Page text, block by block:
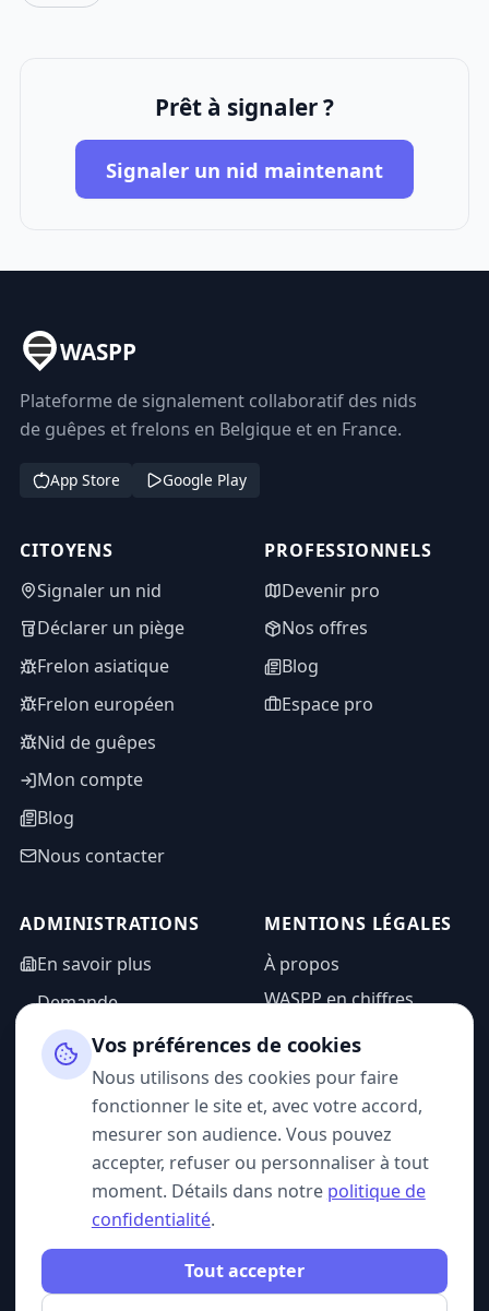
Prêt à signaler ?
Signaler un nid maintenant
WASPP
Plateforme de signalement collaboratif des nids
de guêpes et frelons en Belgique et en France.
App Store Google Play
CITOYENS
Signaler un nid
Déclarer un piège
Frelon asiatique
Frelon européen
Nid de guêpes
Mon compte
Blog
Nous contacter
PROFESSIONNELS
Devenir pro
Nos offres
Blog
Espace pro
ADMINISTRATIONS
En savoir plus
Demande
d'information
Espace admin
MENTIONS LÉGALES
À propos
WASPP en chiffres
Mentions légales
Politique de
confidentialité
CGU
SUIVEZ-NOUS
Vos préférences de cookies
Nous utilisons des cookies pour faire
fonctionner le site et, avec votre accord,
mesurer son audience. Vous pouvez
accepter, refuser ou personnaliser à tout
moment. Détails dans notre politique de
confidentialité.
Tout accepter